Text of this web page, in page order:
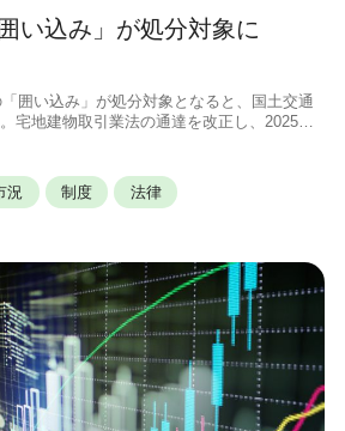
い込み」が処分対象に
囲い込み」が処分対象となると、国土交通
宅地建物取引業法の通達を改正し、2025年
是正の指示処分の対象となります。この記
響
況 制度 法律